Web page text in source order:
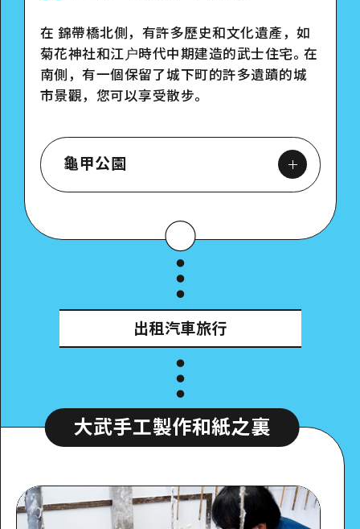
在 錦帶橋北側，有許多歷史和文化遺產，如
菊花神社和江户時代中期建造的武士住宅。在
南側，有一個保留了城下町的許多遺蹟的城
市景觀，您可以享受散步。
龜甲公園
詳細看看
出租汽車旅行
大武手工製作和紙之裏